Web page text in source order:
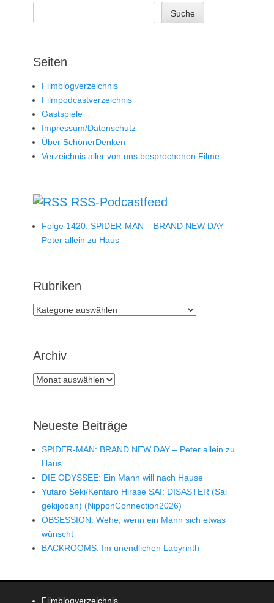
Suche
Seiten
Filmblogverzeichnis
Filmpodcastverzeichnis
Gastspiele
Impressum/Datenschutz
Über SchönerDenken
Verzeichnis aller von uns besprochenen Filme
RSS-Podcastfeed
Folge 1420: SPIDER-MAN – BRAND NEW DAY –
Peter allein zu Haus
Rubriken
Rubriken
Archiv
Archiv
Neueste Beiträge
SPIDER-MAN: BRAND NEW DAY – Peter allein zu
Haus
DIE ODYSSEE: Ein Mann will nach Hause
Yutaro Seki/Kentaro Hirase SAI: DISASTER (Sai
gekijoban) (NipponConnection2026)
OBSESSION: Wehe, wenn ein Mann sich etwas
wünscht
BACKROOMS: Im unendlichen Labyrinth
Filmblogverzeichnis